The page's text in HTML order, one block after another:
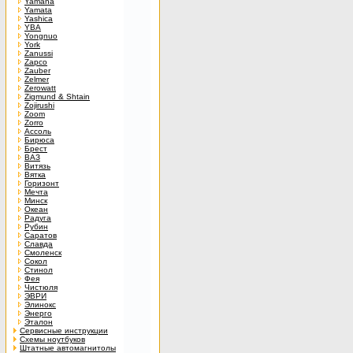
Yamata
Yashica
YBA
Yongnuo
York
Zanussi
Zapco
Zauber
Zelmer
Zerowatt
Zigmund & Shtain
Zojirushi
Zoom
Zorro
Ассоль
Бирюса
Брест
ВАЗ
Витязь
Вятка
Горизонт
Мечта
Минск
Океан
Радуга
Рубин
Саратов
Славда
Смоленск
Сокол
Стинол
Фея
Чистюля
ЭВРИ
Элинокс
Энерго
Эталон
Сервисные инструкции
Схемы ноутбуков
Штатные автомагнитолы